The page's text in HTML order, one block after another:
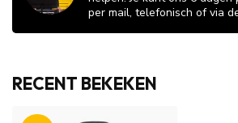
per mail, telefonisch of via
RECENT BEKEKEN